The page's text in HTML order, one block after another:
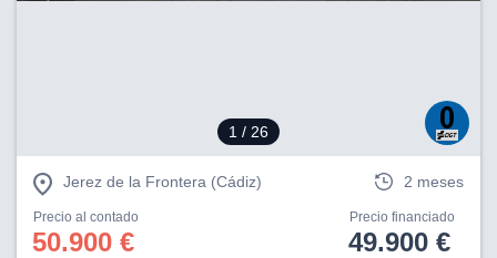
1 / 26
Jerez de la Frontera (Cádiz) 2 meses
Precio al contado
50.900 €
Precio financiado
49.900 €